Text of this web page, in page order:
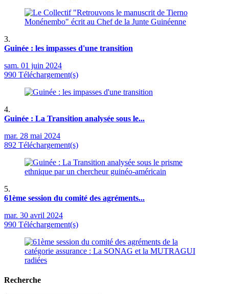
3.
Guinée : les impasses d'une transition
sam. 01 juin 2024
990 Téléchargement(s)
4.
Guinée : La Transition analysée sous le...
mar. 28 mai 2024
892 Téléchargement(s)
5.
61ème session du comité des agréments...
mar. 30 avril 2024
990 Téléchargement(s)
Recherche